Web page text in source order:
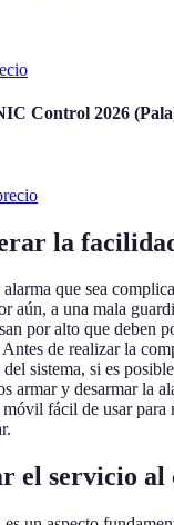
Control 2026
la
que sea
aún, a una mala
por alto que deben
de realizar la
del sistema, si es
armar y desarmar la
fácil de usar para
el servicio al